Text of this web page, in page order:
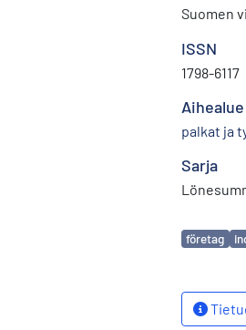
Suomen
ISSN
1798-6117
Aihealue
palkat ja
Sarja
företag